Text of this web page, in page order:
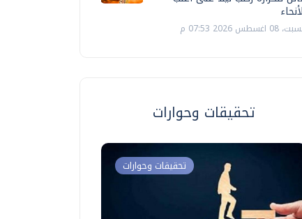
اغسطس 2026 07:53 م
تحقيقات وحوارات
تحقيقات وحوارات